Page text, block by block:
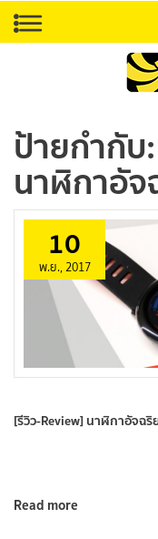
ป้ายกำกับ:
นาฬิกาอัจ
10
พ.ย., 2017
[รีวิว-Review] นาฬิกาอัจฉริ
Read more